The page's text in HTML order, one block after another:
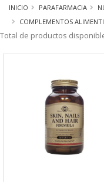
INICIO PARAFARMACIA
COMPLEMENTOS
Total de productos